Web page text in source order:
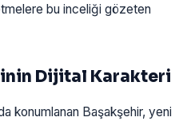
bu inceliği gözeten
Dijital Karakteri
konumlanan Başakşehir, yeni